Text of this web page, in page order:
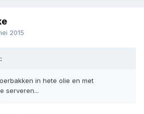
2015
in hete olie en met
serveren...